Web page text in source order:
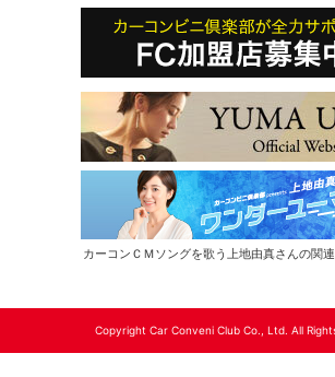
カーコンＣＭソングを歌う上地由真さんの関連
Copyright Car Conveni Club Co., Ltd. All